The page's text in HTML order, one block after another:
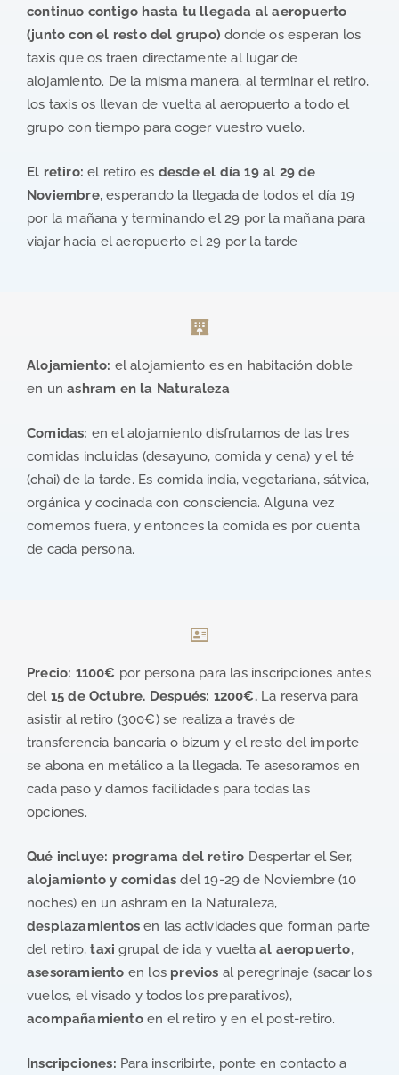
continuo contigo hasta tu llegada al aeropuerto
(junto con el resto del grupo) donde os esperan los
taxis que os traen directamente al lugar de
alojamiento. De la misma manera, al terminar el retiro,
los taxis os llevan de vuelta al aeropuerto a todo el
grupo con tiempo para coger vuestro vuelo.
El retiro: el retiro es desde el día 19 al 29 de
Noviembre, esperando la llegada de todos el día 19
por la mañana y terminando el 29 por la mañana para
viajar hacia el aeropuerto el 29 por la tarde
Alojamiento: el alojamiento es en habitación doble
en unashram en la Naturaleza
Comidas: en el alojamiento disfrutamos de las tres
comidas incluidas (desayuno, comida y cena) y el té
(chai) de la tarde. Es comida india, vegetariana, sátvica,
orgánica y cocinada con consciencia. Alguna vez
comemos fuera, y entonces la comida es por cuenta
de cada persona.
Precio: 1100€ por persona para las inscripciones antes
del15 de Octubre. Después: 1200€. La reserva para
asistir al retiro (300€) se realiza a través de
transferencia bancaria o bizum y el resto del importe
se abona en metálico a la llegada. Te asesoramos en
cada paso y damos facilidades para todas las
opciones.
Qué incluye: programa del retiro Despertar el Ser,
alojamiento y comidas del 19-29 de Noviembre (10
noches) en un ashram en la Naturaleza,
desplazamientosen las actividades que forman parte
del retiro,taxi grupal de ida y vueltaal aeropuerto,
asesoramiento en los previos al peregrinaje (sacar los
vuelos, el visado y todos los preparativos),
acompañamientoen el retiro y en el post-retiro.
Inscripciones: Para inscribirte, ponte en contacto a